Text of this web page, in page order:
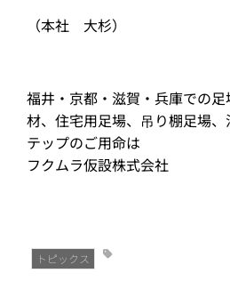
（本社 大杉）
福井・京都・滋賀・兵庫での
材、住宅用足場、吊り棚足場
テップのご用命は
フクムラ仮設株式会社
トピックス